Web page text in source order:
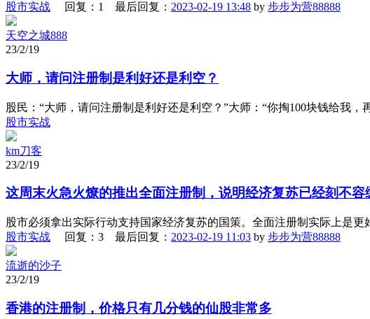
股市实战 回复：1 最后回复： 2023-02-19 13:48 by 步步为营88888
天空之城888
23/2/19
大师，请问注册制是利好还是利空？
股民：“大师，请问注册制是利好还是利空？”大师：“你掏100块钱给我
股市实战
km刀客
23/2/19
这周末火急火燎的推出全面注册制，说明经济复苏已经刻不容
股市必须拿出实际行动支持国家经济复苏的国策。全面注册制实际上是
股市实战 回复：3 最后回复： 2023-02-19 11:03 by 步步为营88888
流逝的沙子
23/2/19
香港的注册制，价格只有几分钱的仙股非常多